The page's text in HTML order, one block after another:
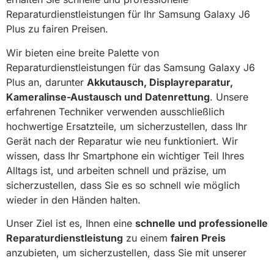
Reparaturdienstleistungen für Ihr Samsung Galaxy J6
Plus zu fairen Preisen.
Wir bieten eine breite Palette von
Reparaturdienstleistungen für das Samsung Galaxy J6
Plus an, darunter Akkutausch, Displayreparatur,
Kameralinse-Austausch und Datenrettung. Unsere
erfahrenen Techniker verwenden ausschließlich
hochwertige Ersatzteile, um sicherzustellen, dass Ihr
Gerät nach der Reparatur wie neu funktioniert. Wir
wissen, dass Ihr Smartphone ein wichtiger Teil Ihres
Alltags ist, und arbeiten schnell und präzise, um
sicherzustellen, dass Sie es so schnell wie möglich
wieder in den Händen halten.
Unser Ziel ist es, Ihnen eine schnelle und professionelle
Reparaturdienstleistung zu einem fairen Preis
anzubieten, um sicherzustellen, dass Sie mit unserer